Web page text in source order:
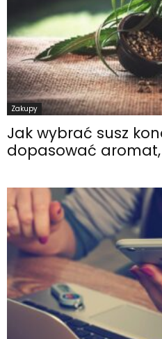
Zakupy
Jak wybrać susz
dopasować aromat,